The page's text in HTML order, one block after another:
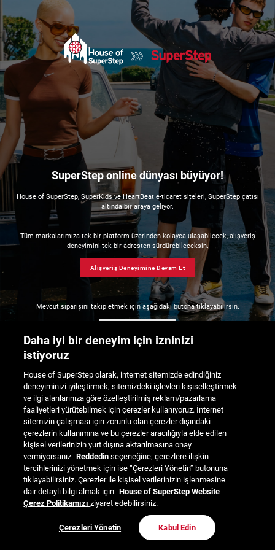
SuperStep online dünyası büyüyor!
House of SuperStep, SuperKids ve HeartBeat e-ticaret siteleri, SuperStep çatısı
altında bir araya geliyor.
Tüm markalarımıza tek bir platform üzerinden kolayca ulaşabilecek, alışveriş
deneyimini tek bir adresten sürdürebileceksin.
Alışveriş Deneyimine Devam Et
Mevcut siparişini takip etmek için aşağıdaki butona tıklayabilirsin.
Daha iyi bir deneyim için izninizi
istiyoruz
House of SuperStep olarak, internet sitemizde edindiğiniz
deneyiminizi iyileştirmek, sitemizdeki işlevleri kişiselleştirmek
ve ilgi alanlarınıza göre özelleştirilmiş reklam/pazarlama
faaliyetleri yürütebilmek için çerezler kullanıyoruz. İnternet
sitemizin çalışması için zorunlu olan çerezler dışındaki
çerezlerin kullanımına ve bu çerezler aracılığıyla elde edilen
kişisel verilerinizin yurt dışına aktarılmasına onay
vermiyorsanız Reddedin seçeneğine; çerezlere ilişkin
tercihlerinizi yönetmek için ise “Çerezleri Yönetin” butonuna
tıklayabilirsiniz. Çerezler ile kişisel verilerinizin işlenmesine
dair detaylı bilgi almak için House of SuperStep Website
Çerez Politikamızıziyaret edebilirsiniz.
Çerezleri Yönetin Kabul Edin